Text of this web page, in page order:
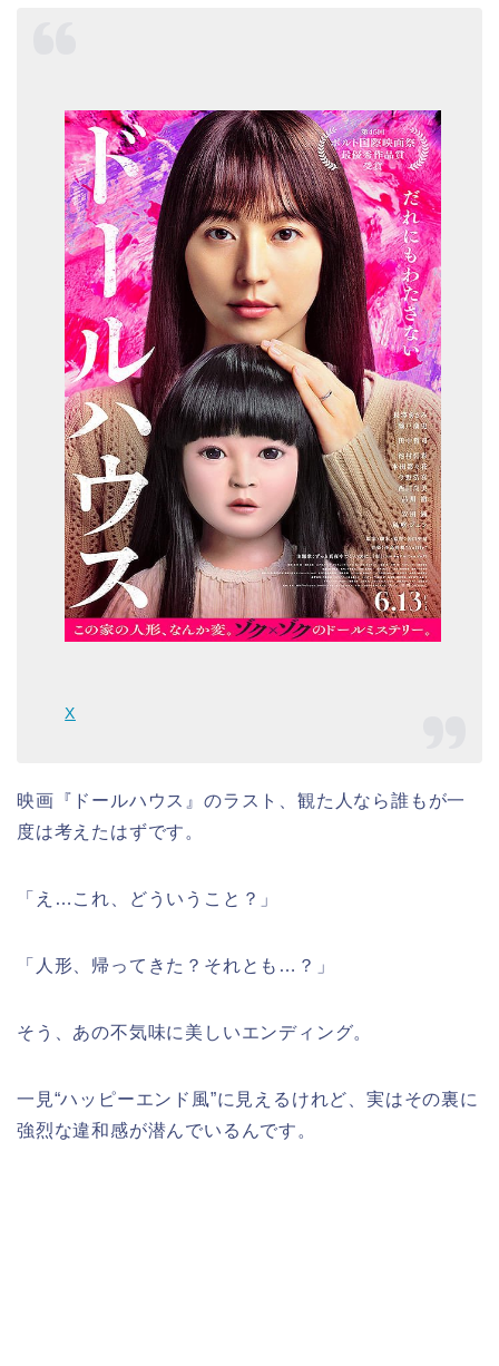
X
映画『ドールハウス』のラスト、観た人なら誰もが一
度は考えたはずです。
「え…これ、どういうこと？」
「人形、帰ってきた？それとも…？」
そう、あの不気味に美しいエンディング。
一見“ハッピーエンド風”に見えるけれど、実はその裏に
強烈な違和感が潜んでいるんです。